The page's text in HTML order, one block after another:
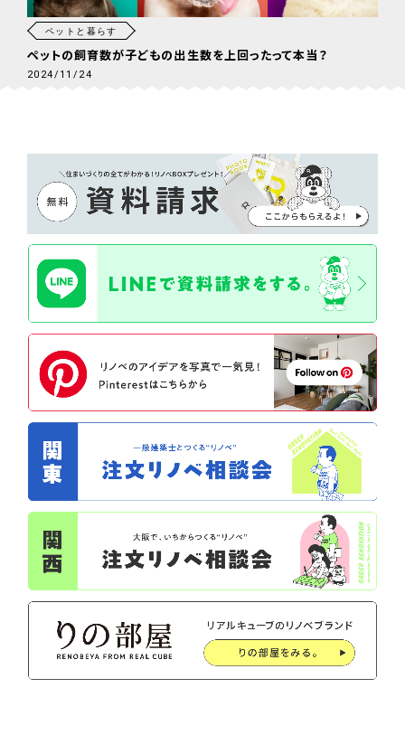
ペットと暮らす
ペットの飼育数が子どもの出生数を上回ったって本当？
2024/11/24